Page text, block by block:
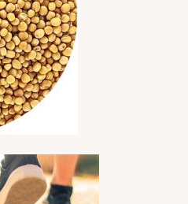
kinderen helpen om zelf bijbelse
erover na tedenken.
grootouders, peter of meter,
2022: